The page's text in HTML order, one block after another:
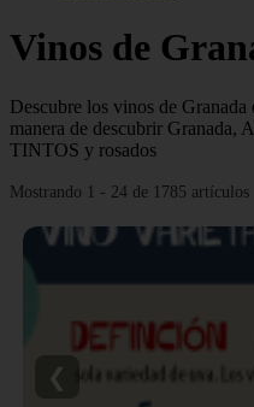
Vinos de
Descubre los vinos de
manera de descubrir Granada,
TINTOS y rosados
Mostrando 1 - 24 de 1785 artículos
❮